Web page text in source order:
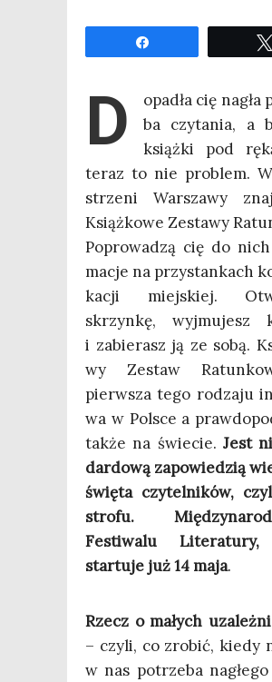
D
opa­dła cię
ba czy­ta­nia, a
książ­ki pod
teraz to nie pro­blem.
strze­ni War­sza­wy
Książ­ko­we Zesta­wy
Popro­wa­dzą cię do
ma­cje na przy­stan­kach
ka­cji miej­skiej.
skrzyn­kę, wyj­mu­jesz
i zabie­rasz ją ze sobą.
wy Zestaw
pierw­sza tego rodza­ju
wa w Pol­sce a
tak­że na świe­cie. Jest
dar­do­wą zapo­wie­dzią
świę­ta czy­tel­ni­ków,
stro­fu.
Festi­wa­lu
star­tu­je już 14 maja.
Rzecz o małych
– czy­li, co zro­bić, kie­dy
w nas potrze­ba